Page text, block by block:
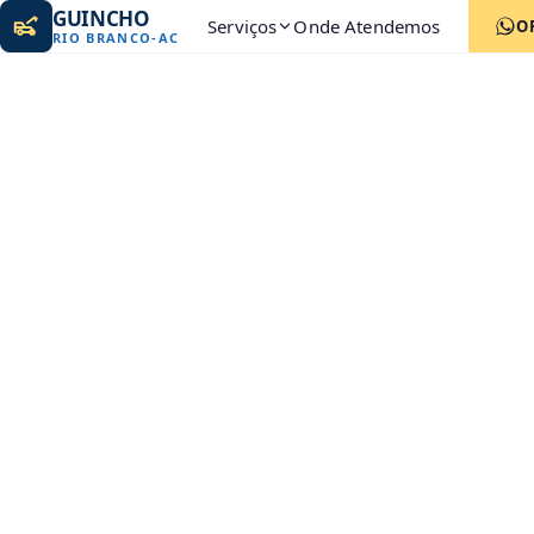
GUINCHO
RIO BRANCO-AC Serviços Onde Atendemos